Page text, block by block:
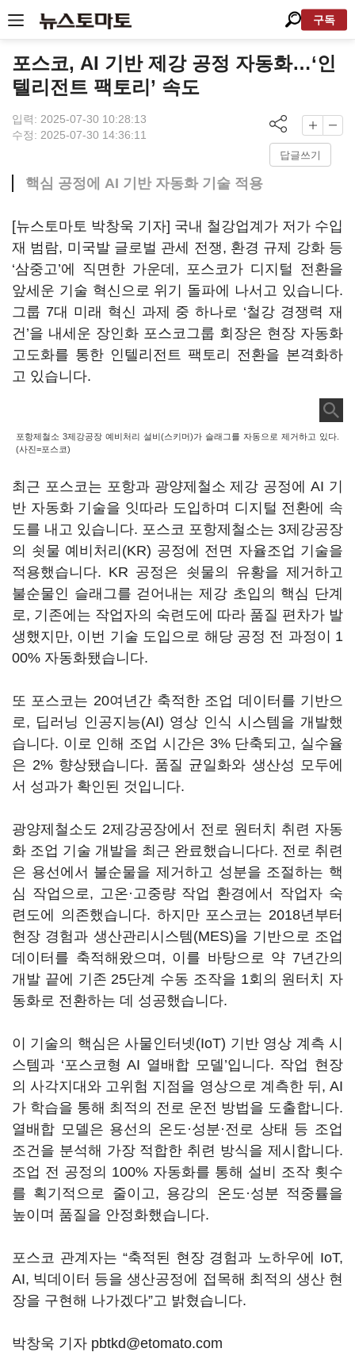
구독
포스코, AI 기반 제강 공정 자동화…‘인
텔리전트 팩토리’ 속도
입력: 2025-07-30 10:28:13
수정: 2025-07-30 14:36:11
답글쓰기
핵심 공정에 AI 기반 자동화 기술 적용
[뉴스토마토 박창욱 기자] 국내 철강업계가 저가 수입
재 범람, 미국발 글로벌 관세 전쟁, 환경 규제 강화 등
‘삼중고’에 직면한 가운데, 포스코가 디지털 전환을
앞세운 기술 혁신으로 위기 돌파에 나서고 있습니다.
그룹 7대 미래 혁신 과제 중 하나로 ‘철강 경쟁력 재
건’을 내세운 장인화 포스코그룹 회장은 현장 자동화
고도화를 통한 인텔리전트 팩토리 전환을 본격화하
고 있습니다.
포항제철소 3제강공장 예비처리 설비(스키머)가 슬래그를 자동으로 제거하고 있다.
(사진=포스코)
최근 포스코는 포항과 광양제철소 제강 공정에 AI 기
반 자동화 기술을 잇따라 도입하며 디지털 전환에 속
도를 내고 있습니다. 포스코 포항제철소는 3제강공장
의 쇳물 예비처리(KR) 공정에 전면 자율조업 기술을
적용했습니다. KR 공정은 쇳물의 유황을 제거하고
불순물인 슬래그를 걷어내는 제강 초입의 핵심 단계
로, 기존에는 작업자의 숙련도에 따라 품질 편차가 발
생했지만, 이번 기술 도입으로 해당 공정 전 과정이 1
00% 자동화됐습니다.
또 포스코는 20여년간 축적한 조업 데이터를 기반으
로, 딥러닝 인공지능(AI) 영상 인식 시스템을 개발했
습니다. 이로 인해 조업 시간은 3% 단축되고, 실수율
은 2% 향상됐습니다. 품질 균일화와 생산성 모두에
서 성과가 확인된 것입니다.
광양제철소도 2제강공장에서 전로 원터치 취련 자동
화 조업 기술 개발을 최근 완료했습니다다. 전로 취련
은 용선에서 불순물을 제거하고 성분을 조절하는 핵
심 작업으로, 고온·고중량 작업 환경에서 작업자 숙
련도에 의존했습니다. 하지만 포스코는 2018년부터
현장 경험과 생산관리시스템(MES)을 기반으로 조업
데이터를 축적해왔으며, 이를 바탕으로 약 7년간의
개발 끝에 기존 25단계 수동 조작을 1회의 원터치 자
동화로 전환하는 데 성공했습니다.
이 기술의 핵심은 사물인터넷(IoT) 기반 영상 계측 시
스템과 ‘포스코형 AI 열배합 모델’입니다. 작업 현장
의 사각지대와 고위험 지점을 영상으로 계측한 뒤, AI
가 학습을 통해 최적의 전로 운전 방법을 도출합니다.
열배합 모델은 용선의 온도·성분·전로 상태 등 조업
조건을 분석해 가장 적합한 취련 방식을 제시합니다.
조업 전 공정의 100% 자동화를 통해 설비 조작 횟수
를 획기적으로 줄이고, 용강의 온도·성분 적중률을
높이며 품질을 안정화했습니다.
포스코 관계자는 “축적된 현장 경험과 노하우에 IoT,
AI, 빅데이터 등을 생산공정에 접목해 최적의 생산 현
장을 구현해 나가겠다”고 밝혔습니다.
박창욱 기자 pbtkd@etomato.com